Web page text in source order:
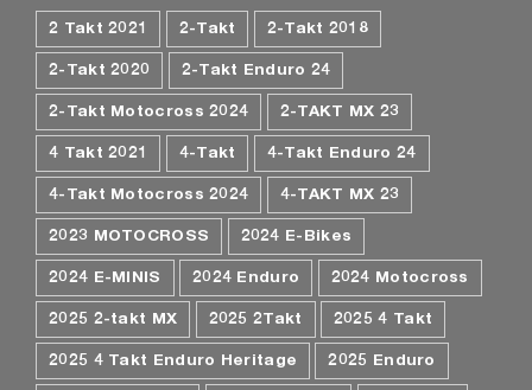
2 Takt 2021 2-Takt 2-Takt 2018
2-Takt 2020 2-Takt Enduro 24
2-Takt Motocross 2024 2-TAKT MX 23
4 Takt 2021 4-Takt 4-Takt Enduro 24
4-Takt Motocross 2024 4-TAKT MX 23
2023 MOTOCROSS 2024 E-Bikes
2024 E-MINIS 2024 Enduro 2024 Motocross
2025 2-takt MX 2025 2Takt 2025 4 Takt
2025 4 Takt Enduro Heritage 2025 Enduro